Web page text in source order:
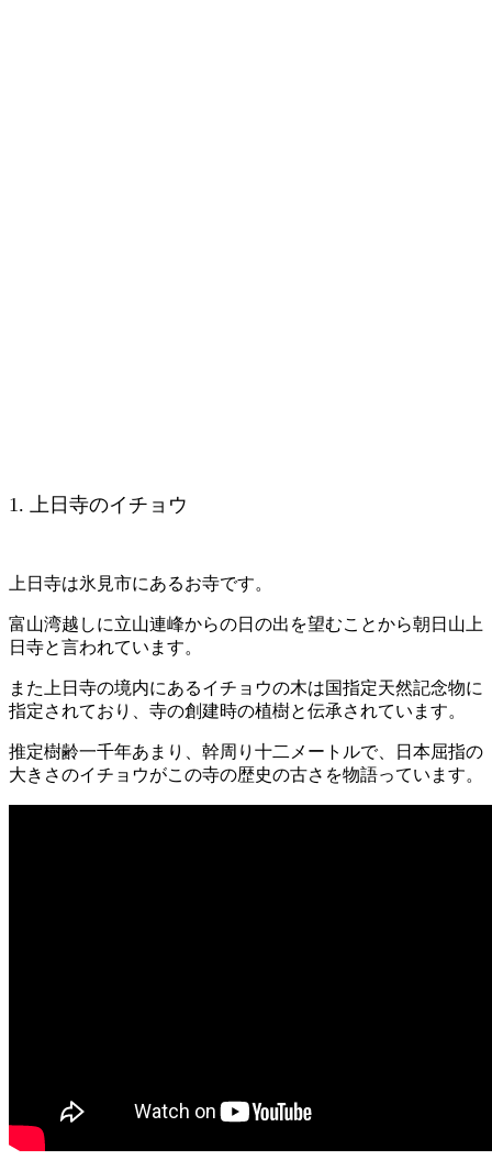
1. 上日寺のイチョウ
上日寺は氷見市にあるお寺です。
富山湾越しに立山連峰からの日の出を望むことから朝日山上
日寺と言われています。
また上日寺の境内にあるイチョウの木は国指定天然記念物に
指定されており、寺の創建時の植樹と伝承されています。
推定樹齢一千年あまり、幹周り十二メートルで、日本屈指の
大きさのイチョウがこの寺の歴史の古さを物語っています。